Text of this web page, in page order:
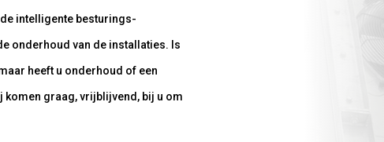
intelligente besturings-
onderhoud van de installaties. Is
heeft u onderhoud of een
komen graag, vrijblijvend, bij u om